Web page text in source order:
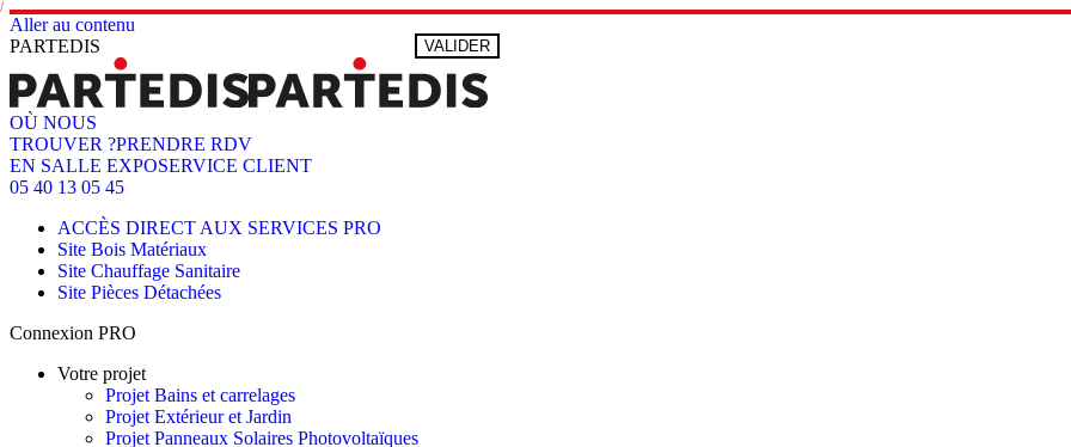
Aller au contenu
PARTEDIS
OÙ NOUS
TROUVER ?PRENDRE RDV
EN SALLE EXPOSERVICE CLIENT
05 40 13 05 45
ACCÈS DIRECT AUX SERVICES PRO
Site Bois Matériaux
Site Chauffage Sanitaire
Site Pièces Détachées
Connexion PRO
Votre projet
Projet Bains et carrelages
Projet Extérieur et Jardin
Projet Panneaux Solaires Photovoltaïques
VALIDER